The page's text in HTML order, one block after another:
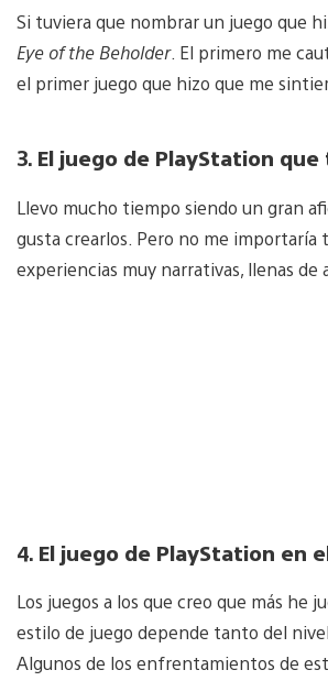
Si tuviera que nombrar un juego que
Eye of the Beholder. El primero me
el primer juego que hizo que me
3. El juego de PlayStation
Llevo mucho tiempo siendo un gran
gusta crearlos. Pero no me importaría
experiencias muy narrativas, llenas
4. El juego de PlayStation en
Los juegos a los que creo que más he
estilo de juego depende tanto del
Algunos de los enfrentamientos de